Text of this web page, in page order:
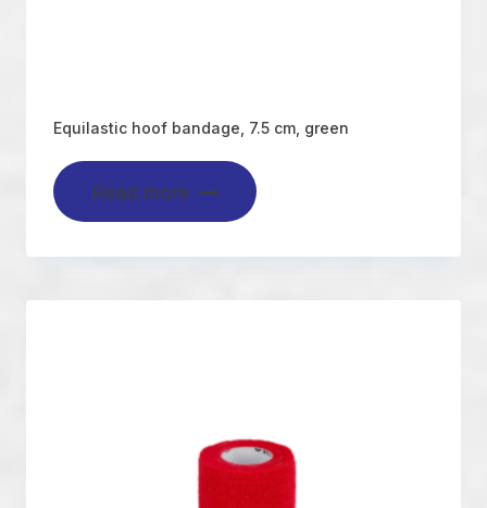
Equilastic hoof bandage, 7.5 cm, green
Read more